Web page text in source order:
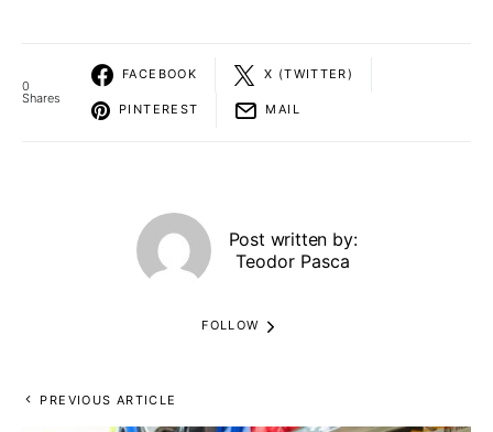
0
Shares
FACEBOOK X (TWITTER)
PINTEREST MAIL
Post written by:
Teodor Pasca
FOLLOW
PREVIOUS ARTICLE